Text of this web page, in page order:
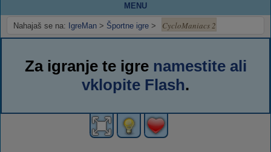
MENU
Nahajaš se na: IgreMan > Športne igre > CycloManiacs 2
Za igranje te igre namestite ali
vklopite Flash.